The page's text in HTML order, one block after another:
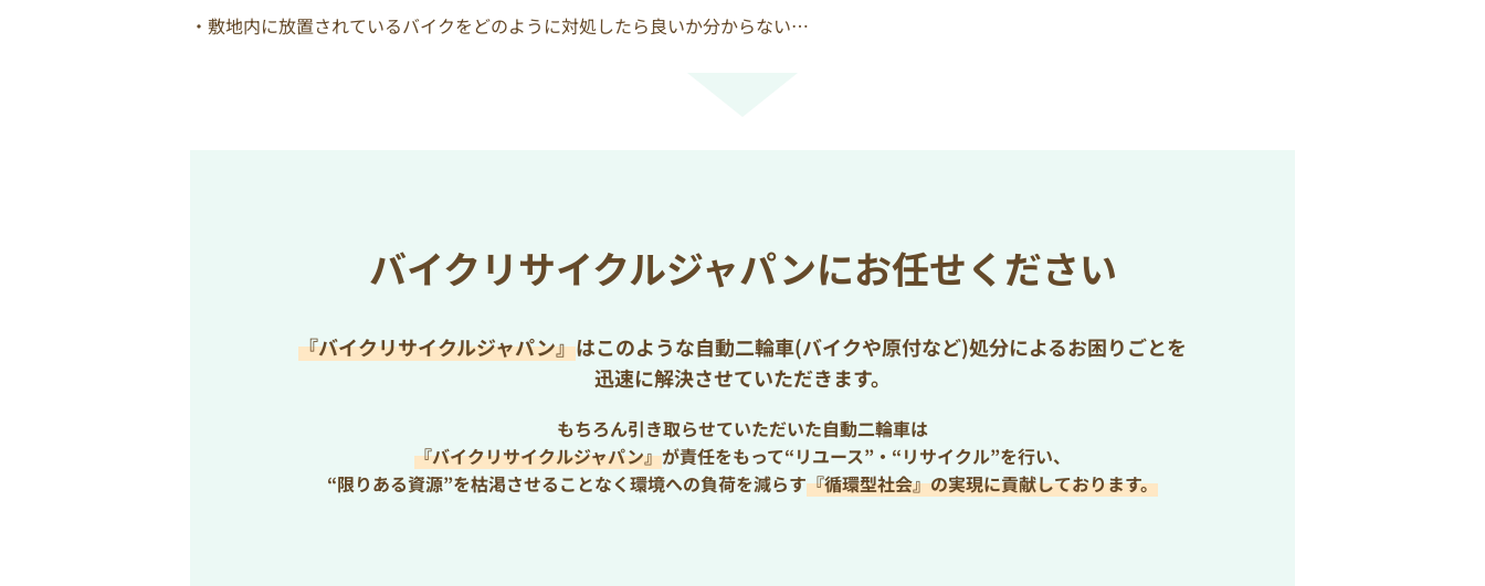
・敷地内に放置されているバイクをどのように対処したら良いか分からない…
バイクリサイクルジャパンにお任せください
『バイクリサイクルジャパン』はこのような自動二輪車(バイクや原付など)処分によるお困りごとを
迅速に解決させていただきます。
もちろん引き取らせていただいた自動二輪車は
『バイクリサイクルジャパン』が責任をもって“リユース”・“リサイクル”を行い、
“限りある資源”を枯渇させることなく環境への負荷を減らす『循環型社会』の実現に貢献しております。